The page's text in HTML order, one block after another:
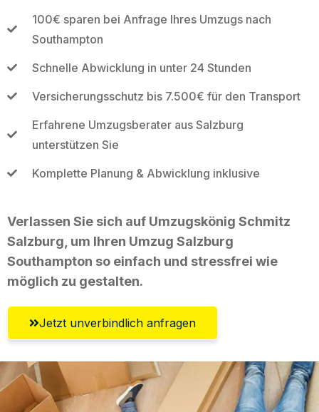
100€ sparen bei Anfrage Ihres Umzugs nach
Southampton
Schnelle Abwicklung in unter 24 Stunden
Versicherungsschutz bis 7.500€ für den Transport
Erfahrene Umzugsberater aus Salzburg
unterstützen Sie
Komplette Planung & Abwicklung inklusive
Verlassen Sie sich auf Umzugskönig Schmitz
Salzburg, um Ihren Umzug Salzburg
Southampton so einfach und stressfrei wie
möglich zu gestalten.
Jetzt unverbindlich anfragen